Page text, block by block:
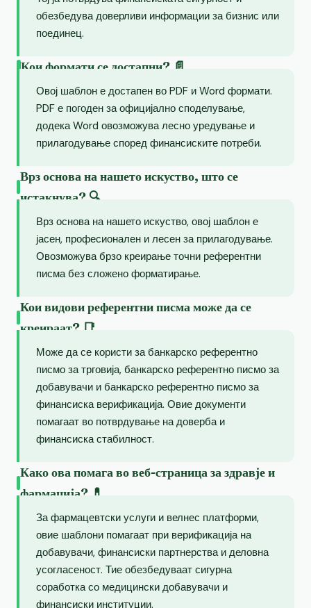
обезбедува доверливи информации за бизнис или
поединец.
Кои формати се достапни? 📄
Овој шаблон е достапен во PDF и Word формати.
PDF е погоден за официјално споделување,
додека Word овозможува лесно уредување и
прилагодување според финансиските потреби.
Врз основа на нашето искуство, што се
истакнува? 🔍
Врз основа на нашето искуство, овој шаблон е
јасен, професионален и лесен за прилагодување.
Овозможува брзо креирање точни референтни
писма без сложено форматирање.
Кои видови референтни писма може да се
креираат? 📑
Може да се користи за банкарско референтно
писмо за трговија, банкарско референтно писмо за
добавувачи и банкарско референтно писмо за
финансиска верификација. Овие документи
помагаат во потврдување на доверба и
финансиска стабилност.
Како ова помага во веб-страница за здравје и
фармација? 💊
За фармацевтски услуги и велнес платформи,
овие шаблони помагаат при верификација на
добавувачи, финансиски партнерства и деловна
усогласеност. Тие обезбедуваат сигурна
соработка со медицински добавувачи и
финансиски институции.